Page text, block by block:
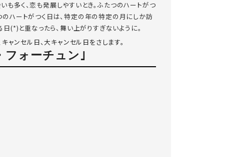
多く、恋も発展しやすいとき。ふたつのハートがつ
のハートがつく日は、特定の年の特定の月にしか訪
(*)と重なったら、舞い上がりすぎないように。
ャンセル日、大キャンセル日をさします。
フォーチュン｣